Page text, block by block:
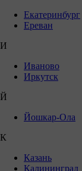
Екатеринбург
Ереван
И
Иваново
Иркутск
Й
Йошкар-Ола
К
Казань
Калининград